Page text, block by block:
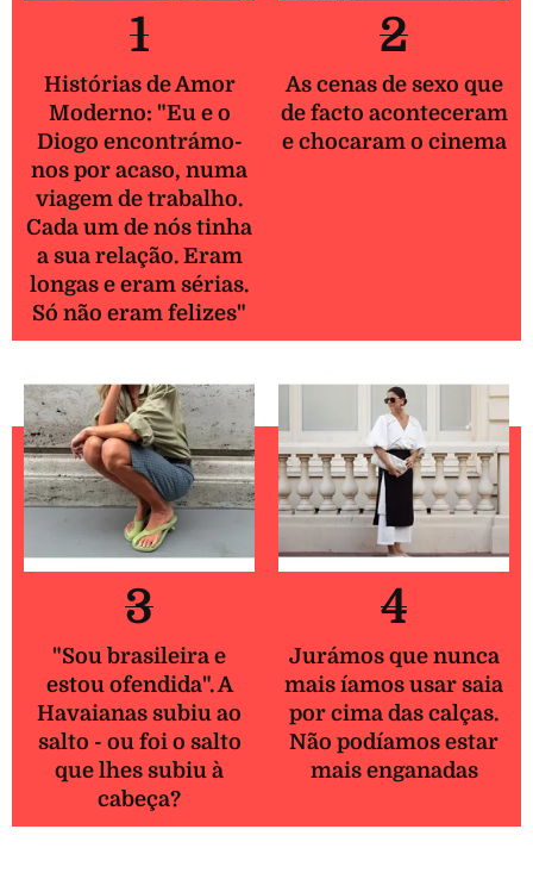
1
Histórias de Amor
Moderno: "Eu e o
Diogo encontrámo-
nos por acaso, numa
viagem de trabalho.
Cada um de nós tinha
a sua relação. Eram
longas e eram sérias.
Só não eram felizes"
2
As cenas de sexo que
de facto aconteceram
e chocaram o cinema
3
"Sou brasileira e
estou ofendida". A
Havaianas subiu ao
salto - ou foi o salto
que lhes subiu à
cabeça?
4
Jurámos que nunca
mais íamos usar saia
por cima das calças.
Não podíamos estar
mais enganadas